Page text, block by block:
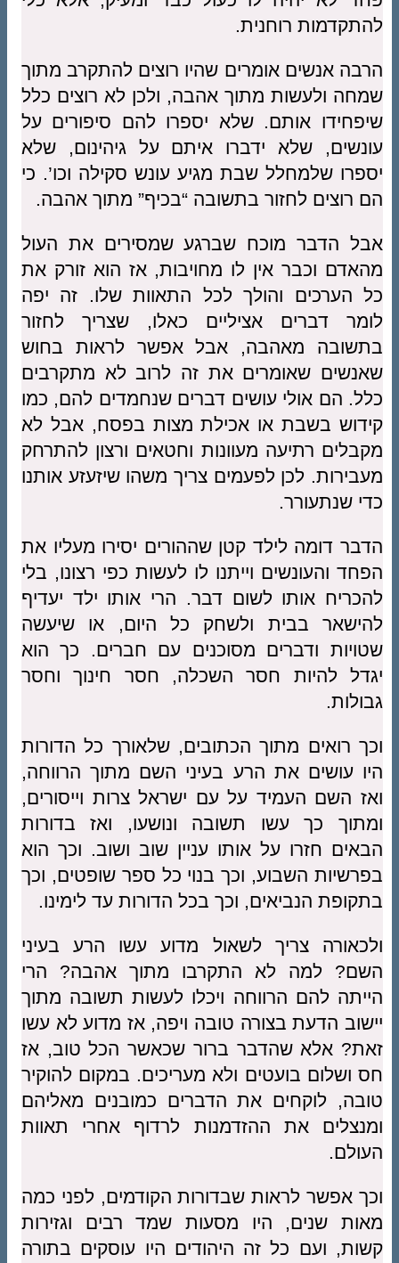
להתקדמות רוחנית.
הרבה אנשים אומרים שהיו רוצים להתקרב מתוך
שמחה ולעשות מתוך אהבה, ולכן לא רוצים כלל
שיפחידו אותם. שלא יספרו להם סיפורים על
עונשים, שלא ידברו איתם על גיהינום, שלא
יספרו שלמחלל שבת מגיע עונש סקילה וכו’. כי
הם רוצים לחזור בתשובה “בכיף” מתוך אהבה.
אבל הדבר מוכח שברגע שמסירים את העול
מהאדם וכבר אין לו מחויבות, אז הוא זורק את
כל הערכים והולך לכל התאוות שלו. זה יפה
לומר דברים אציליים כאלו, שצריך לחזור
בתשובה מאהבה, אבל אפשר לראות בחוש
שאנשים שאומרים את זה לרוב לא מתקרבים
כלל. הם אולי עושים דברים שנחמדים להם, כמו
קידוש בשבת או אכילת מצות בפסח, אבל לא
מקבלים רתיעה מעוונות וחטאים ורצון להתרחק
מעבירות. לכן לפעמים צריך משהו שיזעזע אותנו
כדי שנתעורר.
הדבר דומה לילד קטן שההורים יסירו מעליו את
הפחד והעונשים וייתנו לו לעשות כפי רצונו, בלי
להכריח אותו לשום דבר. הרי אותו ילד יעדיף
להישאר בבית ולשחק כל היום, או שיעשה
שטויות ודברים מסוכנים עם חברים. כך הוא
יגדל להיות חסר השכלה, חסר חינוך וחסר
גבולות.
וכך רואים מתוך הכתובים, שלאורך כל הדורות
היו עושים את הרע בעיני השם מתוך הרווחה,
ואז השם העמיד על עם ישראל צרות וייסורים,
ומתוך כך עשו תשובה ונושעו, ואז בדורות
הבאים חזרו על אותו עניין שוב ושוב. וכך הוא
בפרשיות השבוע, וכך בנוי כל ספר שופטים, וכך
בתקופת הנביאים, וכך בכל הדורות עד לימינו.
ולכאורה צריך לשאול מדוע עשו הרע בעיני
השם? למה לא התקרבו מתוך אהבה? הרי
הייתה להם הרווחה ויכלו לעשות תשובה מתוך
יישוב הדעת בצורה טובה ויפה, אז מדוע לא עשו
זאת? אלא שהדבר ברור שכאשר הכל טוב, אז
חס ושלום בועטים ולא מעריכים. במקום להוקיר
טובה, לוקחים את הדברים כמובנים מאליהם
ומנצלים את ההזדמנות לרדוף אחרי תאוות
העולם.
וכך אפשר לראות שבדורות הקודמים, לפני כמה
מאות שנים, היו מסעות שמד רבים וגזירות
קשות, ועם כל זה היהודים היו עוסקים בתורה